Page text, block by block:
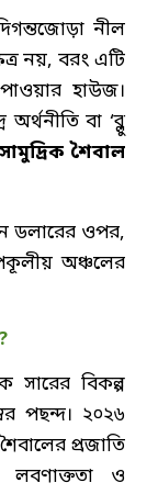
নীল
নয়, বরং এটি
হাউজ।
বা ‘ব্লু
সামুদ্রিক শৈবাল
ডলারের ওপর,
অঞ্চলের
সারের বিকল্প
পছন্দ। ২০২৬
প্রজাতি
লবণাক্ততা ও